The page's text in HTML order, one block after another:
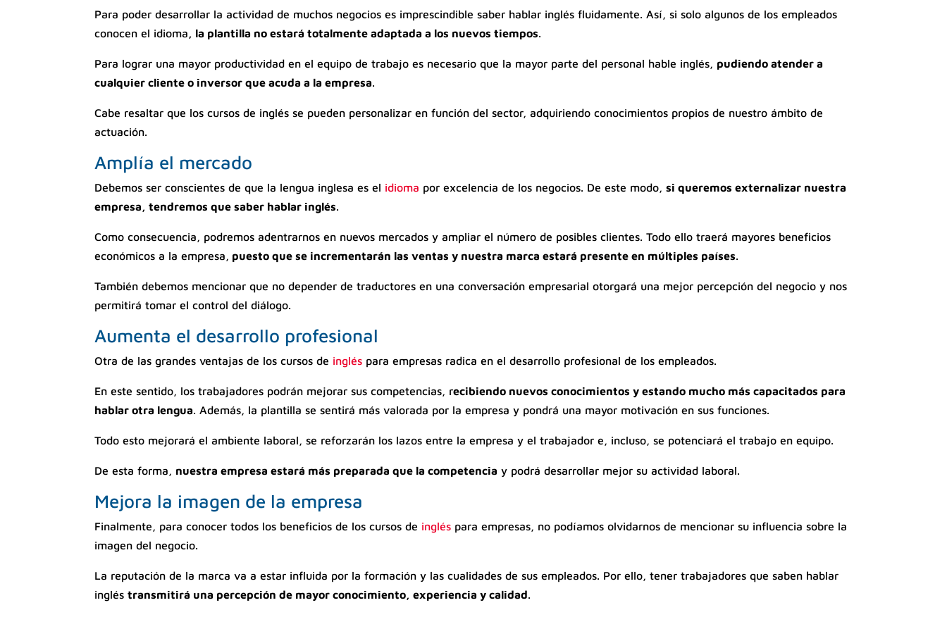
Para poder desarrollar la actividad de muchos negocios es imprescindible saber hablar inglés fluidamente. Así, si solo algunos de los empleados
conocen el idioma, la plantilla no estará totalmente adaptada a los nuevos tiempos.
Para lograr una mayor productividad en el equipo de trabajo es necesario que la mayor parte del personal hable inglés, pudiendo atender a
cualquier cliente o inversor que acuda a la empresa.
Cabe resaltar que los cursos de inglés se pueden personalizar en función del sector, adquiriendo conocimientos propios de nuestro ámbito de
actuación.
Amplía el mercado
Debemos ser conscientes de que la lengua inglesa es el idioma por excelencia de los negocios. De este modo,si queremos externalizar nuestra
empresa, tendremos que saber hablar inglés.
Como consecuencia, podremos adentrarnos en nuevos mercados y ampliar el número de posibles clientes. Todo ello traerá mayores beneficios
económicos a la empresa, puesto que se incrementarán las ventas y nuestra marca estará presente en múltiples países.
También debemos mencionar que no depender de traductores en una conversación empresarial otorgará una mejor percepción del negocio y nos
permitirá tomar el control del diálogo.
Aumenta el desarrollo profesional
Otra de las grandes ventajas de los cursos de inglés para empresas radica en el desarrollo profesional de los empleados.
En este sentido, los trabajadores podrán mejorar sus competencias, recibiendo nuevos conocimientos y estando mucho más capacitados para
hablar otra lengua. Además, la plantilla se sentirá más valorada por la empresa y pondrá una mayor motivación en sus funciones.
Todo esto mejorará el ambiente laboral, se reforzarán los lazos entre la empresa y el trabajador e, incluso, se potenciará el trabajo en equipo.
De esta forma, nuestra empresa estará más preparada que la competencia y podrá desarrollar mejor su actividad laboral.
Mejora la imagen de la empresa
Finalmente, para conocer todos los beneficios de los cursos de inglés para empresas, no podíamos olvidarnos de mencionar su influencia sobre la
imagen del negocio.
La reputación de la marca va a estar influida por la formación y las cualidades de sus empleados. Por ello, tener trabajadores que saben hablar
ingléstransmitirá una percepción de mayor conocimiento, experiencia y calidad.